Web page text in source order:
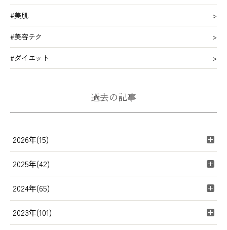
#美肌
#美容テク
#ダイエット
過去の記事
2026年(15)
2025年(42)
2024年(65)
2023年(101)